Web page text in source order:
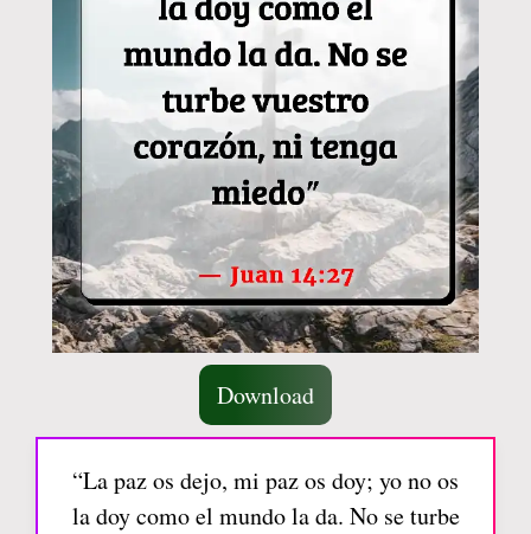
Download
“La paz os dejo, mi paz os doy; yo no os
la doy como el mundo la da. No se turbe